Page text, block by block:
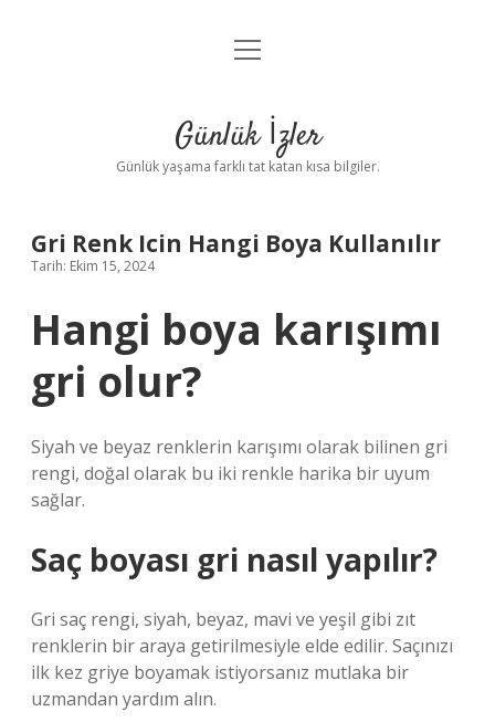
Anasayfa
Yasal Uyarı
menüyü
Günlük İzler
Günlük yaşama farklı tat katan kısa bilgiler.
Gri Renk Icin Hangi Boya Kullanılır
Tarih: Ekim 15, 2024
Hangi boya karışımı
gri olur?
Siyah ve beyaz renklerin karışımı olarak bilinen gri
rengi, doğal olarak bu iki renkle harika bir uyum
sağlar.
Saç boyası gri nasıl yapılır?
Gri saç rengi, siyah, beyaz, mavi ve yeşil gibi zıt
renklerin bir araya getirilmesiyle elde edilir. Saçınızı
ilk kez griye boyamak istiyorsanız mutlaka bir
uzmandan yardım alın.